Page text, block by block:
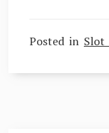
Posted in Slot